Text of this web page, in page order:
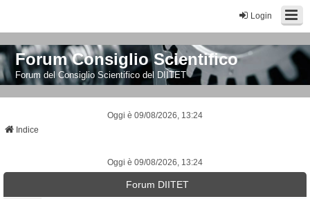
Login
Forum Consiglio Scientifico
Forum del Consiglio Scientifico del DIITET
Oggi è 09/08/2026, 13:24
Indice
Oggi è 09/08/2026, 13:24
Forum DIITET